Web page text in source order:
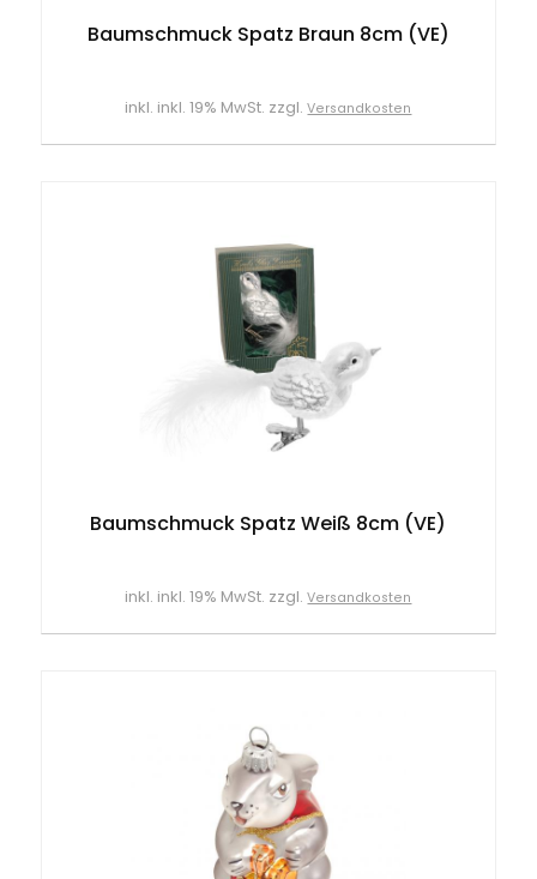
Baumschmuck Spatz Braun 8cm (VE)
inkl. inkl. 19% MwSt. zzgl.Versandkosten
Baumschmuck Spatz Weiß 8cm (VE)
inkl. inkl. 19% MwSt. zzgl.Versandkosten